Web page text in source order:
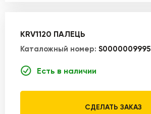
KRV1120 ПАЛЕЦЬ
Каталожный номер: S0000009995
Есть в наличии
СДЕЛАТЬ ЗАКАЗ